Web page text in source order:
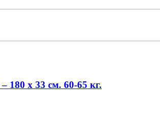
x 33 см. 60-65 кг.